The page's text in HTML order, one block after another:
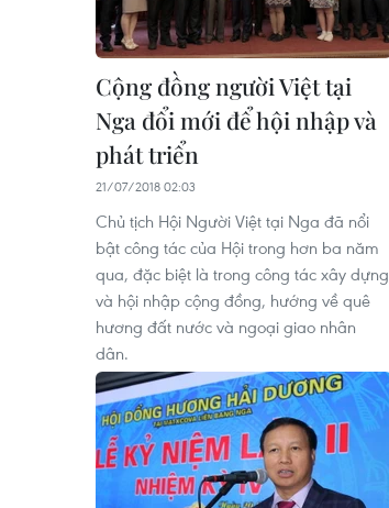
Cộng đồng người Việt tại
Nga đổi mới để hội nhập và
phát triển
21/07/2018 02:03
Chủ tịch Hội Người Việt tại Nga đã nổi
bật công tác của Hội trong hơn ba năm
qua, đặc biệt là trong công tác xây dựng
và hội nhập cộng đồng, hướng về quê
hương đất nước và ngoại giao nhân
dân.